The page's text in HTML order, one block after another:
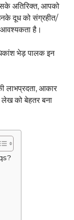
अतिरिक्त, आपको
दूध को संग्रहीत/
है।
भेड़ पालक इन
लाभप्रदता, आकार
लेख को बेहतर बना